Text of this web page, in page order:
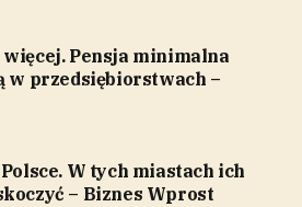
Pensja minimalna
w przedsiębiorstwach –
W tych miastach ich
– Biznes Wprost